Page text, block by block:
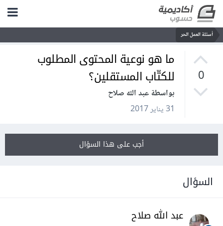
أسئلة العمل الحر
0
ما هو نوعية المحتوى المطلوب
للكتّاب المستقلين؟
بواسطة عبد الله صلاح
31 يناير 2017
أجب على هذا السؤال
السؤال
عبد الله صلاح